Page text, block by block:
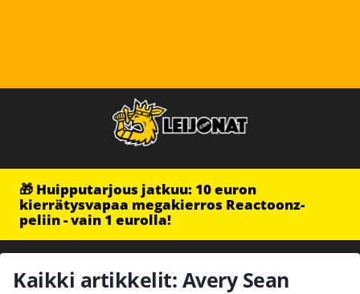
🎁 Huipputarjous jatkuu: 10 euron
kierrätysvapaa megakierros Reactoonz-
peliin - vain 1 eurolla!
Kaikki artikkelit: Avery Sean